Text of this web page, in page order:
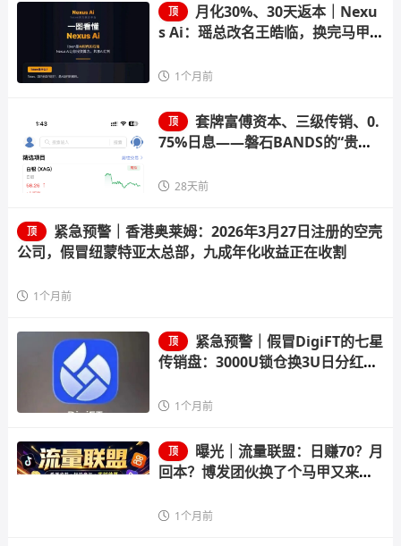
顶
月化30%、30天返本｜Nexu
s Ai：瑶总改名王皓临，换完马甲就
1个月前
顶
套牌富傅资本、三级传销、0.
75%日息——磐石BANDS的“贵金
28天前
顶
紧急预警｜香港奥莱姆：2026年3月27日注册的空壳
公司，假冒纽蒙特亚太总部，九成年化收益正在收割
1个月前
顶
紧急预警｜假冒DigiFT的七星
传销盘：3000U锁仓换3U日分红，
1个月前
顶
曝光｜流量联盟：日赚70？月
回本？博发团伙换了个马甲又来割
1个月前